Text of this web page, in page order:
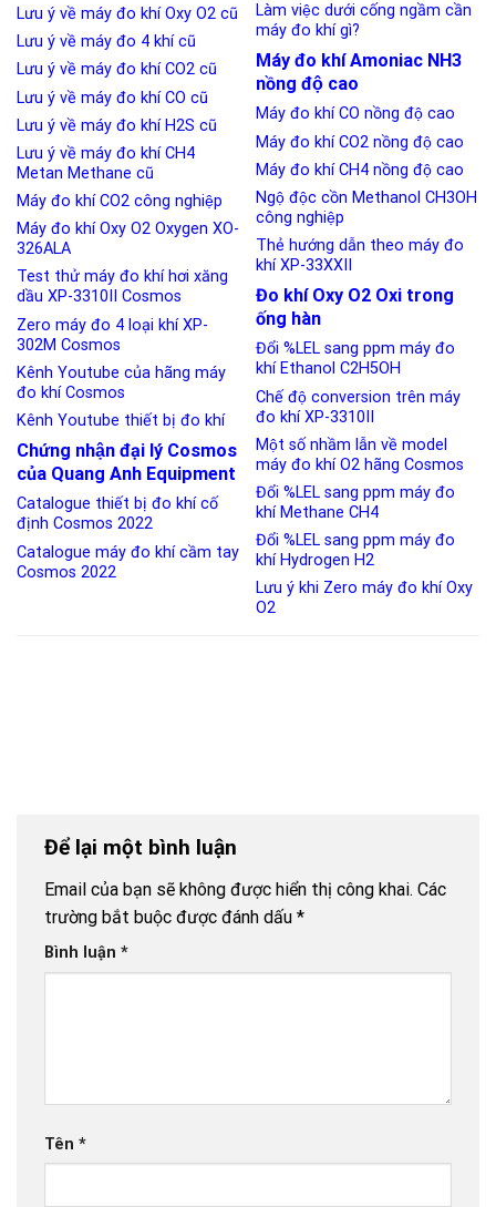
Lưu ý về máy đo khí Oxy O2 cũ
Lưu ý về máy đo 4 khí cũ
Lưu ý về máy đo khí CO2 cũ
Lưu ý về máy đo khí CO cũ
Lưu ý về máy đo khí H2S cũ
Lưu ý về máy đo khí CH4
Metan Methane cũ
Máy đo khí CO2 công nghiệp
Máy đo khí Oxy O2 Oxygen XO-
326ALA
Test thử máy đo khí hơi xăng
dầu XP-3310II Cosmos
Zero máy đo 4 loại khí XP-
302M Cosmos
Kênh Youtube của hãng máy
đo khí Cosmos
Kênh Youtube thiết bị đo khí
Chứng nhận đại lý Cosmos
của Quang Anh Equipment
Catalogue thiết bị đo khí cố
định Cosmos 2022
Catalogue máy đo khí cầm tay
Cosmos 2022
Làm việc dưới cống ngầm cần
máy đo khí gì?
Máy đo khí Amoniac NH3
nồng độ cao
Máy đo khí CO nồng độ cao
Máy đo khí CO2 nồng độ cao
Máy đo khí CH4 nồng độ cao
Ngộ độc cồn Methanol CH3OH
công nghiệp
Thẻ hướng dẫn theo máy đo
khí XP-33XXII
Đo khí Oxy O2 Oxi trong
ống hàn
Đổi %LEL sang ppm máy đo
khí Ethanol C2H5OH
Chế độ conversion trên máy
đo khí XP-3310II
Một số nhầm lẫn về model
máy đo khí O2 hãng Cosmos
Đổi %LEL sang ppm máy đo
khí Methane CH4
Đổi %LEL sang ppm máy đo
khí Hydrogen H2
Lưu ý khi Zero máy đo khí Oxy
O2
Để lại một bình luận
Email của bạn sẽ không được hiển thị công khai. Các
trường bắt buộc được đánh dấu *
Bình luận *
Tên *